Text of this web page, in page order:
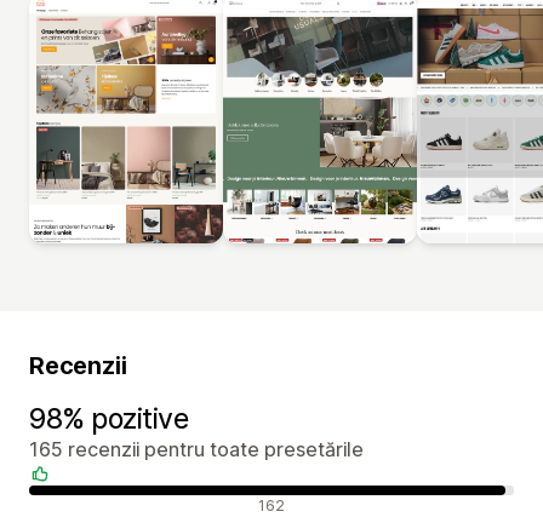
Recenzii
98% pozitive
165 recenzii pentru toate presetările
Recenzii pozitive 162